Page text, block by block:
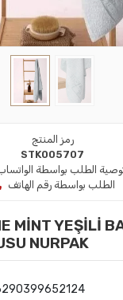
رمز المنتج
STK005707
الطلب بواسطة
الطلب بواسطة رقم الهاتف
MİNT YEŞİLİ
NURPAK